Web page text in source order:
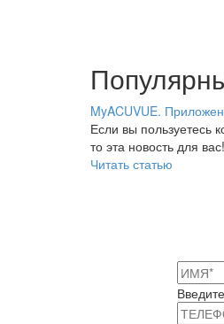
MyACUVUE.
Если вы пользуетесь
то эта новость для вас!
Читать статью